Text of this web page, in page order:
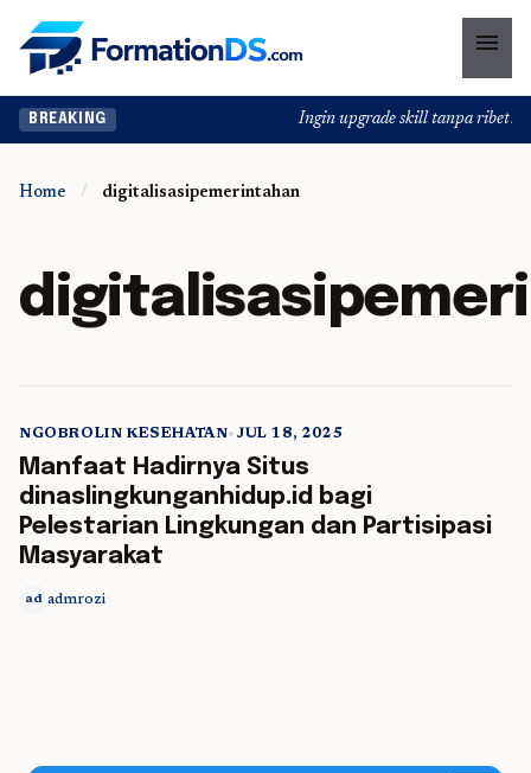
menu
BREAKING Ingin upgrade skill tanpa ribet?
Home / digitalisasipemerintahan
NGOBROLIN KESEHATAN• JUL 18, 2025
Manfaat Hadirnya Situs
dinaslingkunganhidup.id bagi
Pelestarian Lingkungan dan Partisipasi
Masyarakat
ad admrozi